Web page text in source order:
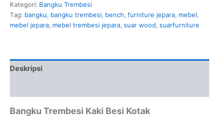
Kategori: Bangku Trembesi
Tag: bangku, bangku trembesi, bench, furniture jepara, mebel,
mebel jepara, mebel trembesi jepara, suar wood, suarfurniture
Deskripsi
Bangku Trembesi Kaki Besi Kotak